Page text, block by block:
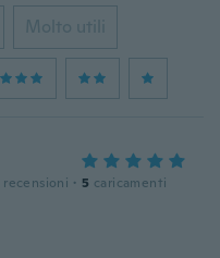
Molto utili
recensioni · 5 caricamenti